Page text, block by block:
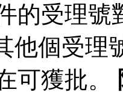
的受理號
他個受理
可獲批。